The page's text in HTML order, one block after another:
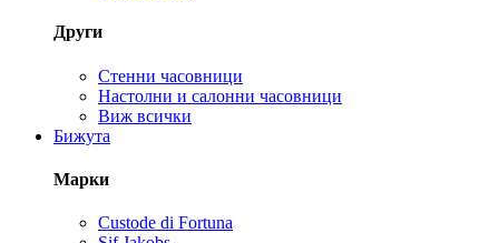
Други
Стенни часовници
Настолни и салонни часовници
Виж всички
Бижута
Марки
Custode di Fortuna